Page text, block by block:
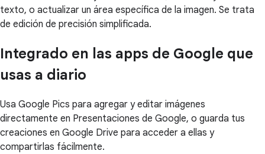
texto, o actualizar un área específica de la imagen. Se trata
de edición de precisión simplificada.
Integrado en las apps de Google que
usas a diario
Usa Google Pics para agregar y editar imágenes
directamente en Presentaciones de Google, o guarda tus
creaciones en Google Drive para acceder a ellas y
compartirlas fácilmente.